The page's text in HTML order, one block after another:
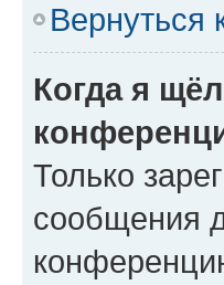
Вернуться
Когда я
Только
сообщения